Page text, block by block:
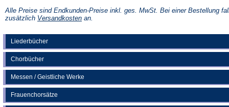
Liederbücher
Chorbücher
Messen / Geistliche Werke
Frauenchorsätze
einem
neuen
Alle Preise sind Endkunden-Preise inkl. ges. MwSt. Bei einer Bestellung
zusätzlich Versandkosten(Öffnet
an.